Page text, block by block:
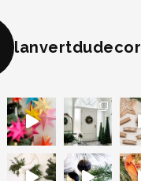
lanvertdudecor